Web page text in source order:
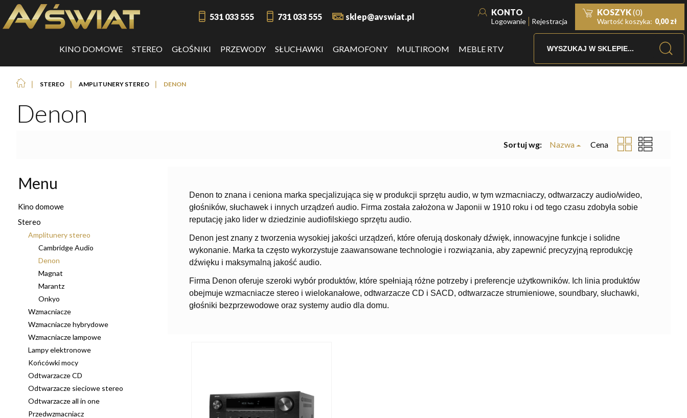
531 033 555 731 033 555 sklep@avswiat.pl KONTO
Logowanie Rejestracja
KOSZYK(0)
Wartość koszyka: 0,00 zł
KINO DOMOWE STEREO GŁOŚNIKI PRZEWODY SŁUCHAWKI GRAMOFONY MULTIROOM MEBLE RTV
❘ STEREO ❘ AMPLITUNERY STEREO ❘ DENON
Denon
Sortuj wg: Nazwa Cena
Menu
Kino domowe
Stereo
Amplitunery stereo
Cambridge Audio
Denon
Magnat
Marantz
Onkyo
Wzmacniacze
Wzmacniacze hybrydowe
Wzmacniacze lampowe
Lampy elektronowe
Końcówki mocy
Odtwarzacze CD
Odtwarzacze sieciowe stereo
Odtwarzacze all in one
Przedwzmacniacz
Denon to znana i ceniona marka specjalizująca się w produkcji sprzętu audio, w tym wzmacniaczy, odtwarzaczy audio/wideo,
głośników, słuchawek i innych urządzeń audio. Firma została założona w Japonii w 1910 roku i od tego czasu zdobyła sobie
reputację jako lider w dziedzinie audiofilskiego sprzętu audio.
Denon jest znany z tworzenia wysokiej jakości urządzeń, które oferują doskonały dźwięk, innowacyjne funkcje i solidne
wykonanie. Marka ta często wykorzystuje zaawansowane technologie i rozwiązania, aby zapewnić precyzyjną reprodukcję
dźwięku i maksymalną jakość audio.
Firma Denon oferuje szeroki wybór produktów, które spełniają różne potrzeby i preferencje użytkowników. Ich linia produktów
obejmuje wzmacniacze stereo i wielokanałowe, odtwarzacze CD i SACD, odtwarzacze strumieniowe, soundbary, słuchawki,
głośniki bezprzewodowe oraz systemy audio dla domu.